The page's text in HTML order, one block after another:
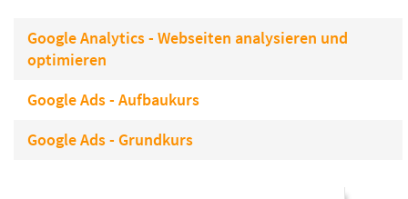
Google Analytics - Webseiten analysieren und
optimieren
Google Ads - Aufbaukurs
Google Ads - Grundkurs